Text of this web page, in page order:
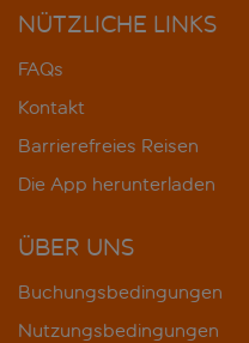
NÜTZLICHE LINKS
FAQs
Kontakt
Barrierefreies Reisen
Die App herunterladen
ÜBER UNS
Buchungsbedingungen
Nutzungsbedingungen